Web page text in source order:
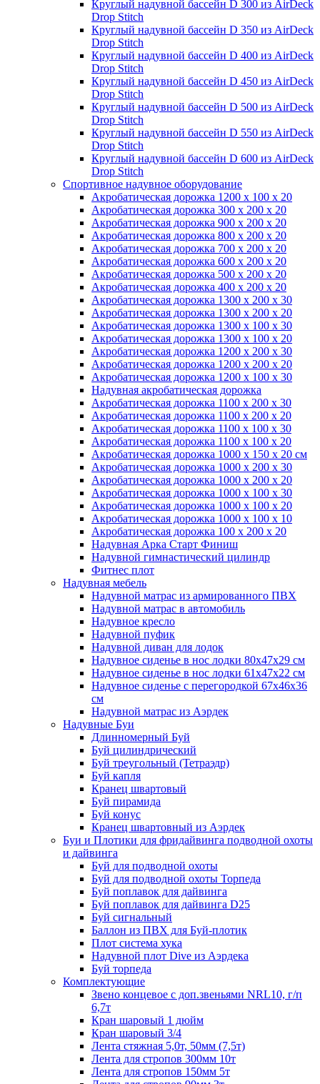
Круглый надувной бассейн D 300 из AirDeck
Drop Stitch
Круглый надувной бассейн D 350 из AirDeck
Drop Stitch
Круглый надувной бассейн D 400 из AirDeck
Drop Stitch
Круглый надувной бассейн D 450 из AirDeck
Drop Stitch
Круглый надувной бассейн D 500 из AirDeck
Drop Stitch
Круглый надувной бассейн D 550 из AirDeck
Drop Stitch
Круглый надувной бассейн D 600 из AirDeck
Drop Stitch
Спортивное надувное оборудование
Акробатическая дорожка 1200 x 100 x 20
Акробатическая дорожка 300 x 200 x 20
Акробатическая дорожка 900 x 200 x 20
Акробатическая дорожка 800 x 200 x 20
Акробатическая дорожка 700 x 200 x 20
Акробатическая дорожка 600 x 200 x 20
Акробатическая дорожка 500 x 200 x 20
Акробатическая дорожка 400 x 200 x 20
Акробатическая дорожка 1300 x 200 x 30
Акробатическая дорожка 1300 x 200 x 20
Акробатическая дорожка 1300 x 100 x 30
Акробатическая дорожка 1300 x 100 x 20
Акробатическая дорожка 1200 x 200 x 30
Акробатическая дорожка 1200 x 200 x 20
Акробатическая дорожка 1200 x 100 x 30
Надувная акробатическая дорожка
Акробатическая дорожка 1100 x 200 x 30
Акробатическая дорожка 1100 x 200 x 20
Акробатическая дорожка 1100 x 100 x 30
Акробатическая дорожка 1100 x 100 x 20
Акробатическая дорожка 1000 x 150 x 20 см
Акробатическая дорожка 1000 x 200 x 30
Акробатическая дорожка 1000 x 200 x 20
Акробатическая дорожка 1000 x 100 x 30
Акробатическая дорожка 1000 x 100 x 20
Акробатическая дорожка 1000 x 100 x 10
Акробатическая дорожка 100 x 200 x 20
Надувная Арка Старт Финиш
Надувной гимнастический цилиндр
Фитнес плот
Надувная мебель
Надувной матрас из армированного ПВХ
Надувной матрас в автомобиль
Надувное кресло
Надувной пуфик
Надувной диван для лодок
Надувное сиденье в нос лодки 80х47х29 см
Надувное сиденье в нос лодки 61х47х22 см
Надувное сиденье с перегородкой 67х46х36
см
Надувной матрас из Аэрдек
Надувные Буи
Длинномерный Буй
Буй цилиндрический
Буй треугольный (Тетраэдр)
Буй капля
Кранец швартовый
Буй пирамида
Буй конус
Кранец швартовный из Аэрдек
Буи и Плотики для фридайвинга подводной охоты
и дайвинга
Буй для подводной охоты
Буй для подводной охоты Торпеда
Буй поплавок для дайвинга
Буй поплавок для дайвинга D25
Буй сигнальный
Баллон из ПВХ для Буй-плотик
Плот система хука
Надувной плот Dive из Аэрдека
Буй торпеда
Комплектующие
Звено концевое с доп.звеньями NRL10, г/п
6,7т
Кран шаровый 1 дюйм
Кран шаровый 3/4
Лента стяжная 5,0т, 50мм (7,5т)
Лента для стропов 300мм 10т
Лента для стропов 150мм 5т